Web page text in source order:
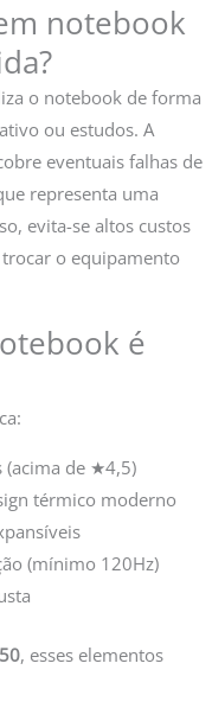
notebook
o notebook de forma
ou estudos. A
eventuais falhas de
representa uma
evita-se altos custos
o equipamento
é
(acima de ★4,5)
térmico moderno
(mínimo 120Hz)
, esses elementos